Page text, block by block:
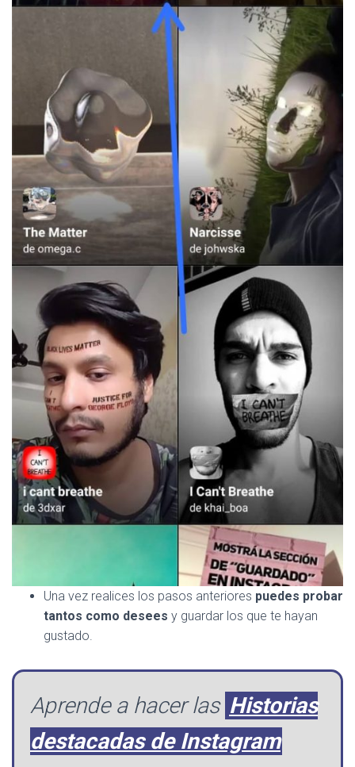
Una vez realices los pasos anteriores puedes probar
tantos como desees y guardar los que te hayan
gustado.
Aprende a hacer las Historias
destacadas de Instagram